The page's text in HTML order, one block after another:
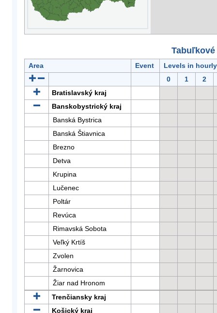
Area Event
Levels in
0
1
2
Bratislavský kraj
Banskobystrický kraj
Banská Bystrica
Banská Štiavnica
Brezno
Detva
Krupina
Lučenec
Poltár
Revúca
Rimavská Sobota
Veľký Krtíš
Zvolen
Žarnovica
Žiar nad Hronom
Trenčiansky kraj
Košický kraj